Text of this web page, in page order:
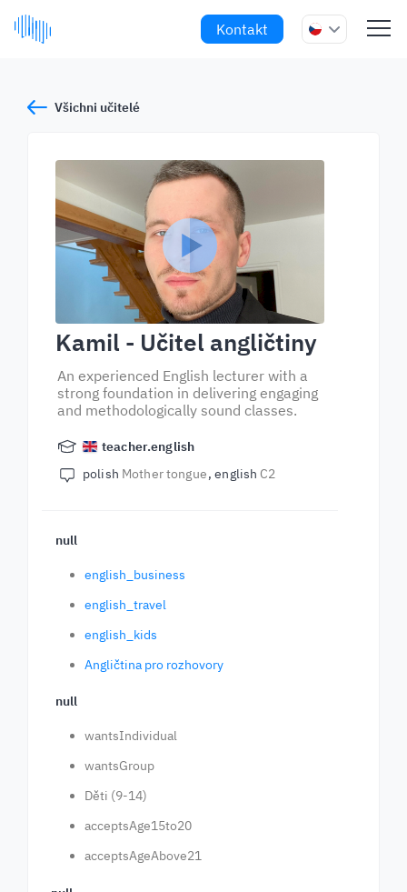
Kontakt
Všichni učitelé
Kamil - Učitel angličtiny
An experienced English lecturer with a
strong foundation in delivering engaging
and methodologically sound classes.
teacher.english
polish Mother tongue english C2
null
english_business
english_travel
english_kids
Angličtina pro rozhovory
null
wantsIndividual
wantsGroup
Děti (9-14)
acceptsAge15to20
acceptsAgeAbove21